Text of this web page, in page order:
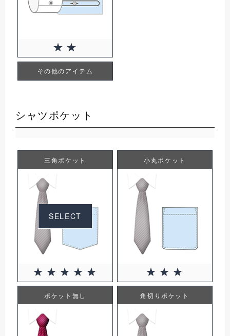
その他のアイテム
シャツポケット
三角ポケット
SELECT
小丸ポケット
ポケット無し 角切りポケット